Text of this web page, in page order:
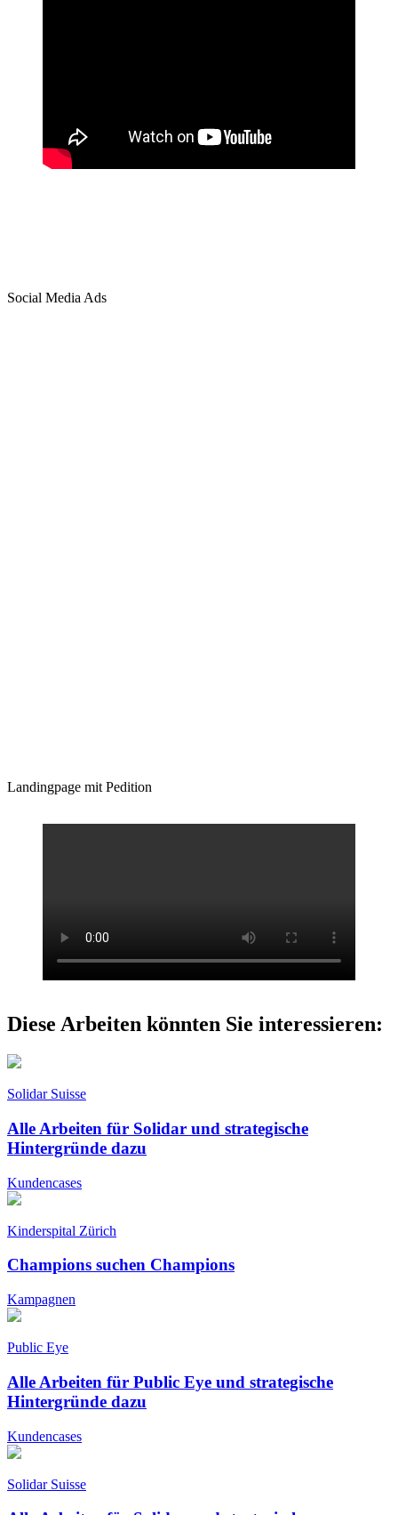
Social Media Ads
Landingpage mit Pedition
Diese Arbeiten könnten Sie interessieren:
Solidar Suisse
Alle Arbeiten für Solidar und strategische
Hintergründe dazu
Kundencases
Kinderspital Zürich
Champions suchen Champions
Kampagnen
Public Eye
Alle Arbeiten für Public Eye und strategische
Hintergründe dazu
Kundencases
Solidar Suisse